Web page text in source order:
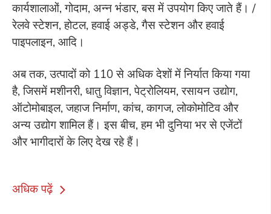
कार्यशालाओं, गोदाम, अन्न भंडार, बस में उपयोग किए जाते हैं। /
रेलवे स्टेशन, होटल, हवाई अड्डे, गैस स्टेशन और हवाई
पाइपलाइन, आदि।
अब तक, उत्पादों को 110 से अधिक देशों में निर्यात किया गया
है, जिसमें मशीनरी, धातु विज्ञान, पेट्रोलियम, रसायन उद्योग,
ऑटोमोबाइल, जहाज निर्माण, कांच, कागज, लोकोमोटिव और
अन्य उद्योग शामिल हैं। इस बीच, हम भी दुनिया भर से एजेंटों
और भागीदारों के लिए देख रहे हैं।
अधिक पढ़ें